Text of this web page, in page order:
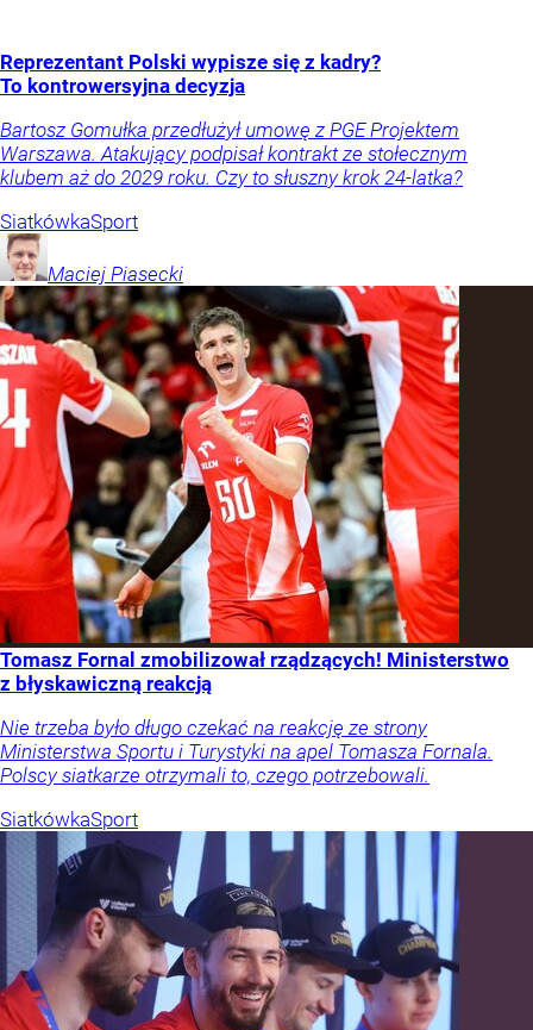
Reprezentant Polski wypisze się z kadry?
To kontrowersyjna decyzja
Bartosz Gomułka przedłużył umowę z PGE Projektem
Warszawa. Atakujący podpisał kontrakt ze stołecznym
klubem aż do 2029 roku. Czy to słuszny krok 24-latka?
SiatkówkaSport
Maciej Piasecki
Tomasz Fornal zmobilizował rządzących! Ministerstwo
z błyskawiczną reakcją
Nie trzeba było długo czekać na reakcję ze strony
Ministerstwa Sportu i Turystyki na apel Tomasza Fornala.
Polscy siatkarze otrzymali to, czego potrzebowali.
SiatkówkaSport